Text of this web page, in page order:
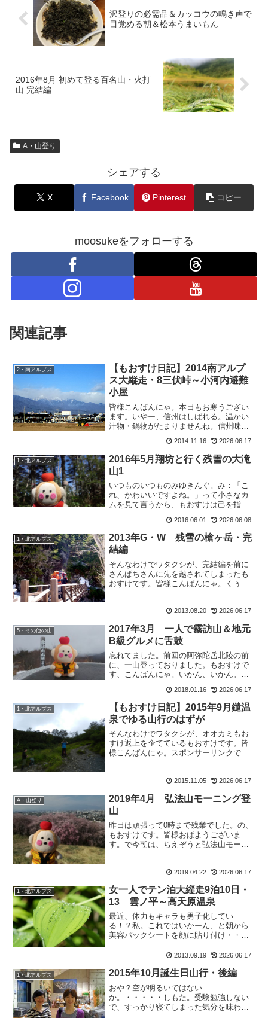
沢登りの必需品＆カッコウの鳴き声で
目覚める朝＆松本うまいもん
2016年8月 初めて登る百名山・火打
山 完結編
A・山登り
シェアする
X Facebook Pinterest コピー
moosukeをフォローする
関連記事
2・南アルプス
【もおすけ日記】2014南アルプ
ス大縦走・8三伏峠～小河内避難
小屋
皆様こんばんにゃ。本日もお寒うござい
ます。いやー、信州はしばれる。温かい
汁物・鍋物がたまりませんね。信州味噌
さは。家のカーテンを開けたら見える常
念岳も、ほらこの通り。
2014.11.16 2026.06.17
1・北アルプス
2016年5月翔坊と行く残雪の大滝
山1
いつものいつものみゆきんぐ。み：「こ
れ、かわいいですよね。」って小さなカ
ムを見て言うから、もおすけは己を指し
れ顔でみ：「アーハイハイ カワイイカ
ワイイ。」って、吐き捨てるように言う
んですよ！？皆さんどう思...
2016.06.01 2026.06.08
1・北アルプス
2013年G・W 残雪の槍ヶ岳・完
結編
そんなわけでワタクシが、完結編を前に
さんぱちさんに先を越されてしまったも
おすけです。皆様こんばんにゃ。くぅ。
く書き上げて、山行と更新を追いつかせ
2013.08.20 2026.06.17
5・その他の山
2017年3月 一人で霧訪山＆地元
B級グルメに舌鼓
忘れてました。前回の阿弥陀岳北陵の前
に、一山登っておりました。もおすけで
す、こんばんにゃ。いかん、いかん。花
舞い上がってしまってすっかりうっかり
忘れておりました。てなわけで、報告で
す。一人でサクッと霧訪山...
2018.01.16 2026.06.17
1・北アルプス
【もおすけ日記】2015年9月鑓温
泉でゆる山行のはずが
そんなわけでワタクシが、オオカミもお
すけ返上を企てているもおすけです。皆
様こんばんにゃ。スポンサーリンクでも
ーーン。断捨離アンなもおすけんちに
2015.11.05 2026.06.17
A・山登り
2019年4月 弘法山モーニング登
山
昨日は頑張って0時まで残業でした。の、
もおすけです。皆様おぱようございま
す。で今朝は、ちえぞうと弘法山モーニ
です。でしょでしょ。サンドイッチ食べ
2019.04.22 2026.06.17
1・北アルプス
女一人でテン泊大縦走9泊10日・
13 雲ノ平～高天原温泉
最近、体力もキャラも男子化してい
る！？私。これではいかーん、と朝から
美容パックシートを顔に貼り付け・・・
です。皆様おぱようございます。そう。
も：『あ、そっちの方が良さそう...
2013.09.19 2026.06.17
1・北アルプス 2015年10月誕生日山行・後編
おや？空が明るいではない
か。・・・・・しもた。受験勉強しない
で、すっかり寝てしまった気分を味わう